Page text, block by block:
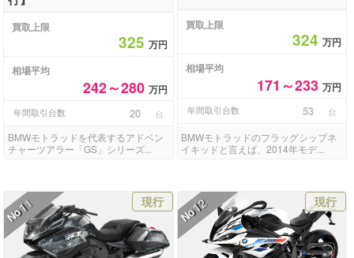
買取上限
325万円
相場平均
242～280万円
年間取引台数 20 台
BMWモトラッドを代表するアドベン
チャーツアラー「GS」シリーズ...
買取上限
324 万円
相場平均
171～233 万円
年間取引台数 53 台
BMWモトラッドのフラッグシップネ
イキッドと言えば、2014年モデ...
No
11 現行
No
12 現行